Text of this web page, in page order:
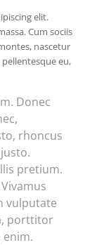
elit.
Cum sociis
nascetur
eu,
Donec
rhoncus
pretium.
vulputate
porttitor
enim.